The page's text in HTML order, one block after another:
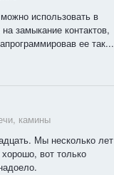
использовать в
замыкание контактов,
ее так...
камины
Мы несколько лет
вот только